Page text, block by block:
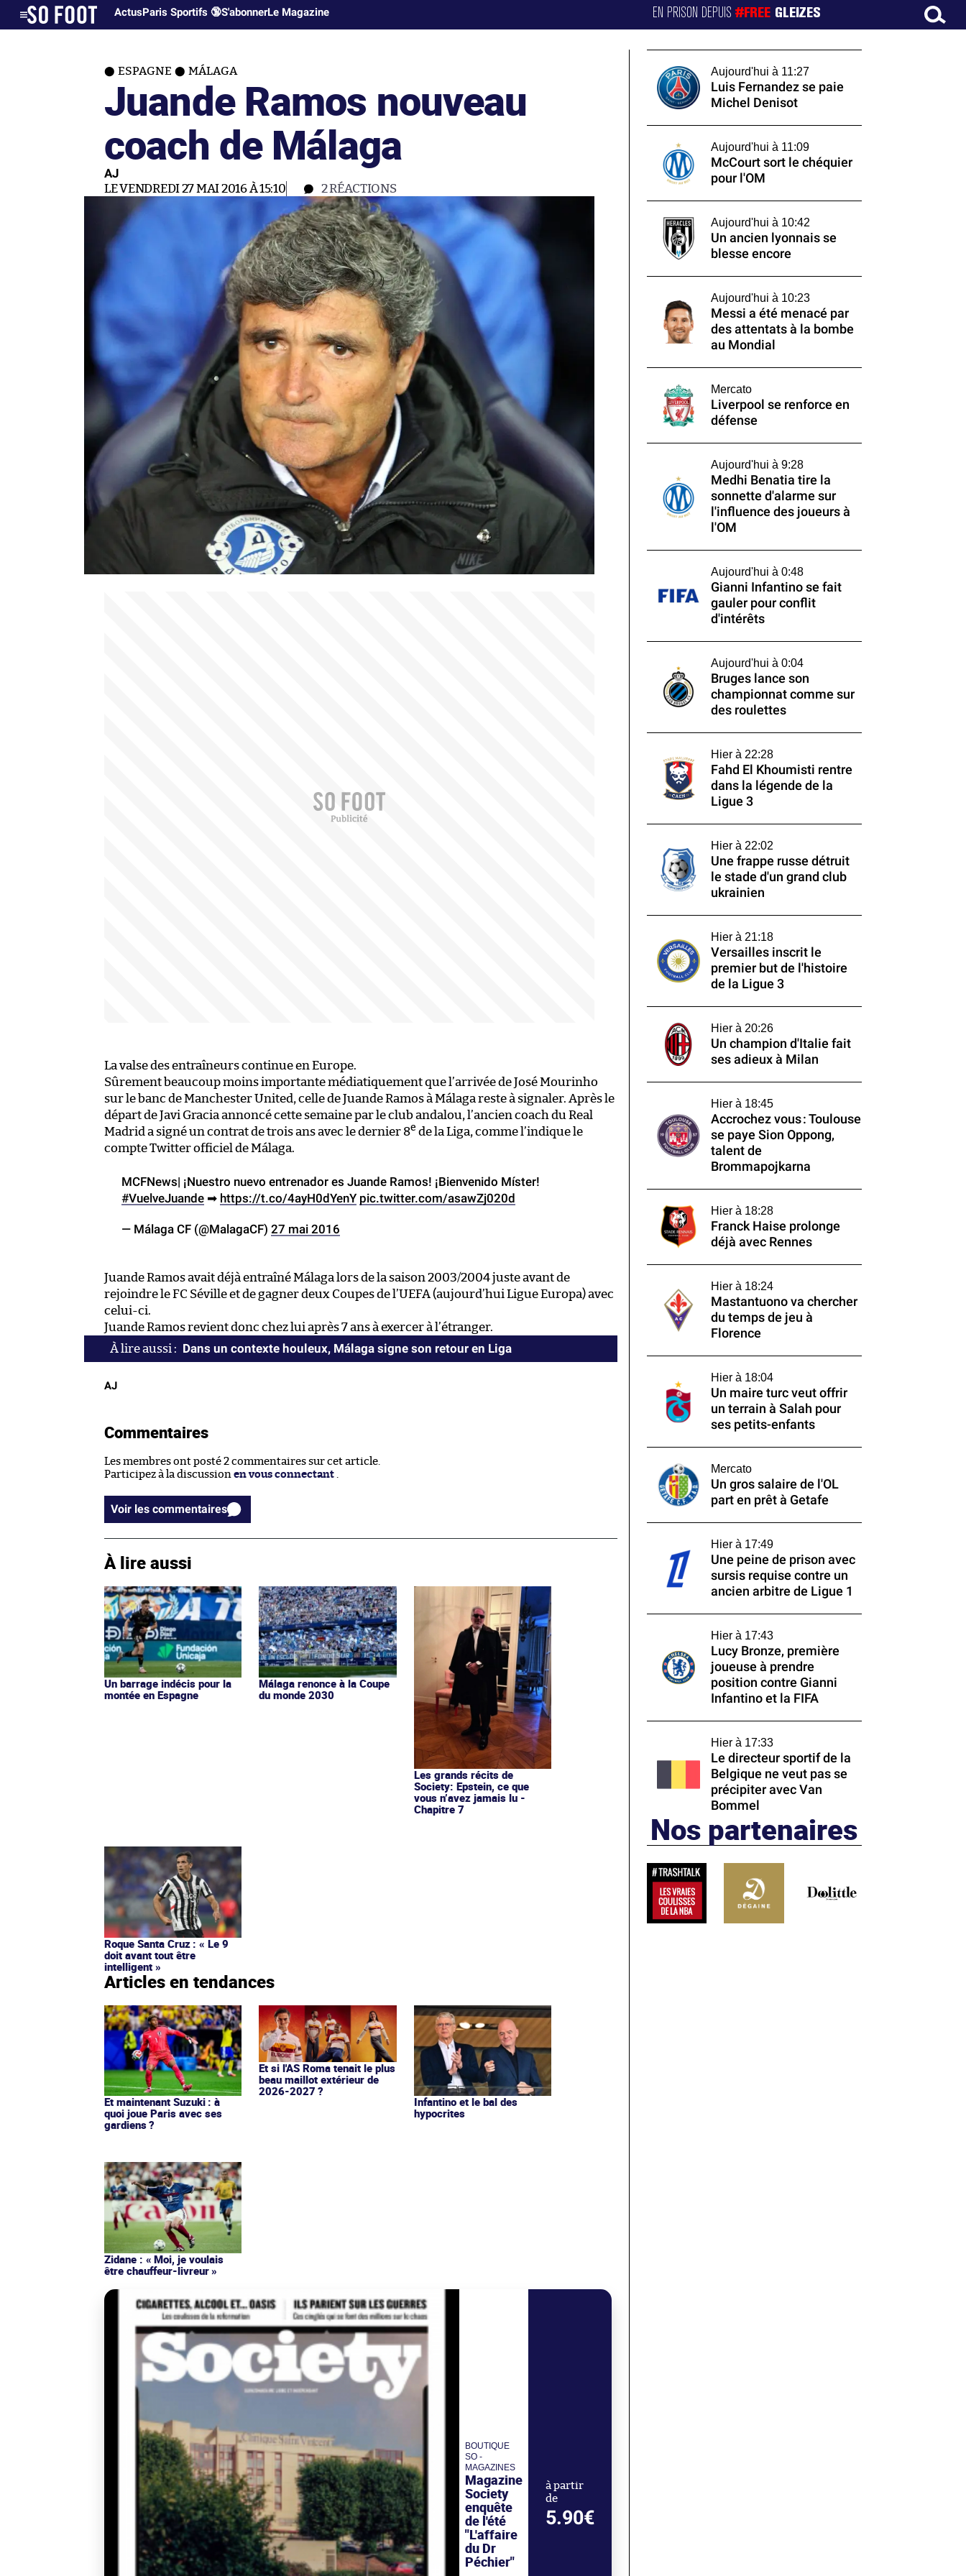
ActusParis Sportifs 🔞S'abonnerLe Magazine EN PRISON DEPUIS#FREE GLEIZES
ESPAGNE MÁLAGA
Juande Ramos nouveau
coach de Málaga
AJ
LE VENDREDI 27 MAI 2016 À 15:10 2RÉACTIONS
La valse des entraîneurs continue en Europe.
Sûrement beaucoup moins importante médiatiquement que l’arrivée de José Mourinho
sur le banc de Manchester United, celle de Juande Ramos à Málaga reste à signaler. Après le
départ de Javi Gracia annoncé cette semaine par le club andalou, l’ancien coach du Real
Madrid a signé un contrat de trois ans avec le dernier 8e de la Liga, comme l’indique le
compte Twitter officiel de Málaga.
MCFNews| ¡Nuestro nuevo entrenador es Juande Ramos! ¡Bienvenido Míster!
#VuelveJuande ➡ https://t.co/4ayH0dYenY pic.twitter.com/asawZj020d
— Málaga CF (@MalagaCF) 27 mai 2016
Juande Ramos avait déjà entraîné Málaga lors de la saison 2003/2004 juste avant de
rejoindre le FC Séville et de gagner deux Coupes de l’UEFA (aujourd’hui Ligue Europa) avec
celui-ci.
Juande Ramos revient donc chez lui après 7 ans à exercer à l’étranger.
Dans un contexte houleux, Málaga signe son retour en Liga
AJ
Commentaires
Les membres ont posté 2 commentaires sur cet article.
Participez à la discussion en vous connectant
Voir les commentaires
À lire aussi
Un barrage indécis pour la
montée en Espagne
Málaga renonce à la Coupe
du monde 2030
Les grands récits de
Society: Epstein, ce que
vous n’avez jamais lu -
Chapitre 7
Roque Santa Cruz : « Le 9
doit avant tout être
intelligent »
Articles en tendances
Et maintenant Suzuki : à
quoi joue Paris avec ses
gardiens ?
Et si l'AS Roma tenait le plus
beau maillot extérieur de
2026-2027 ?
Infantino et le bal des
hypocrites
Zidane : « Moi, je voulais
être chauffeur-livreur »
BOUTIQUE
SO -
MAGAZINES
Magazine
Society
enquête
de l'été
"L'affaire
du Dr
Péchier"
à partir
de
5.90€
Aujourd'hui à 11:27
Luis Fernandez se paie
Michel Denisot
Aujourd'hui à 11:09
McCourt sort le chéquier
pour l'OM
Aujourd'hui à 10:42
Un ancien lyonnais se
blesse encore
Aujourd'hui à 10:23
Messi a été menacé par
des attentats à la bombe
au Mondial
Mercato
Liverpool se renforce en
défense
Aujourd'hui à 9:28
Medhi Benatia tire la
sonnette d'alarme sur
l'influence des joueurs à
l'OM
Aujourd'hui à 0:48
Gianni Infantino se fait
gauler pour conflit
d'intérêts
Aujourd'hui à 0:04
Bruges lance son
championnat comme sur
des roulettes
Hier à 22:28
Fahd El Khoumisti rentre
dans la légende de la
Ligue 3
Hier à 22:02
Une frappe russe détruit
le stade d'un grand club
ukrainien
Hier à 21:18
Versailles inscrit le
premier but de l'histoire
de la Ligue 3
Hier à 20:26
Un champion d'Italie fait
ses adieux à Milan
Hier à 18:45
Accrochez vous : Toulouse
se paye Sion Oppong,
talent de
Brommapojkarna
Hier à 18:28
Franck Haise prolonge
déjà avec Rennes
Hier à 18:24
Mastantuono va chercher
du temps de jeu à
Florence
Hier à 18:04
Un maire turc veut offrir
un terrain à Salah pour
ses petits-enfants
Mercato
Un gros salaire de l'OL
part en prêt à Getafe
Hier à 17:49
Une peine de prison avec
sursis requise contre un
ancien arbitre de Ligue 1
Hier à 17:43
Lucy Bronze, première
joueuse à prendre
position contre Gianni
Infantino et la FIFA
Hier à 17:33
Le directeur sportif de la
Belgique ne veut pas se
précipiter avec Van
Bommel
Nos partenaires